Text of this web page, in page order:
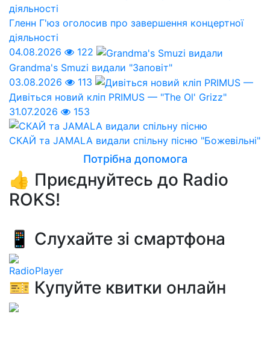
Гленн Г'юз оголосив про завершення концертної
діяльності
04.08.2026
122
Grandma's Smuzi видали "Заповіт"
03.08.2026
113
Дивіться новий кліп PRIMUS — "The Ol' Grizz"
31.07.2026
153
СКАЙ та JAMALA видали спільну пісню "Божевільні"
Потрібна допомога
👍 Приєднуйтесь до Radio
ROKS!
📱 Слухайте зі смартфона
RadioPlayer
🎫 Купуйте квитки онлайн